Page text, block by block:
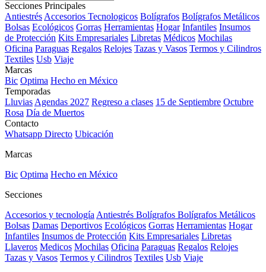
Secciones Principales
Antiestrés Accesorios Tecnologicos Bolígrafos Bolígrafos Metálicos
Bolsas Ecológicos Gorras Herramientas Hogar Infantiles Insumos
de Protección Kits Empresariales Libretas Médicos Mochilas
Oficina Paraguas Regalos Relojes Tazas y Vasos Termos y Cilindros
Textiles Usb Viaje
Marcas
Bic Optima Hecho en México
Temporadas
Lluvias Agendas 2027 Regreso a clases 15 de Septiembre Octubre
Rosa Día de Muertos
Contacto
Whatsapp Directo Ubicación
Marcas
Bic Optima Hecho en México
Secciones
Accesorios y tecnología Antiestrés Bolígrafos Bolígrafos Metálicos
Bolsas Damas Deportivos Ecológicos Gorras Herramientas Hogar
Infantiles Insumos de Protección Kits Empresariales Libretas
Llaveros Medicos Mochilas Oficina Paraguas Regalos Relojes
Tazas y Vasos Termos y Cilindros Textiles Usb Viaje